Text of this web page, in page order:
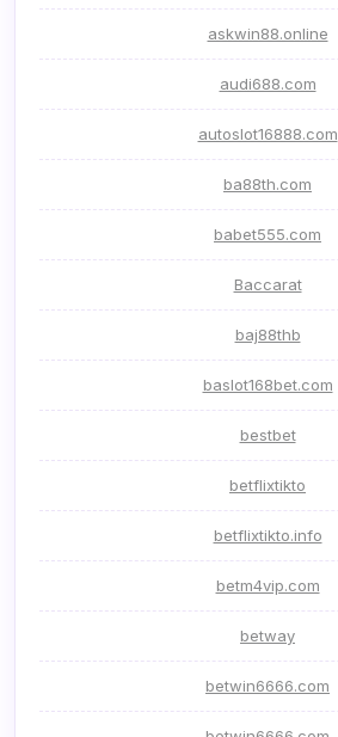
askwin88.online
audi688.com
autoslot16888.com
ba88th.com
babet555.com
Baccarat
baj88thb
baslot168bet.com
bestbet
betflixtikto
betflixtikto.info
betm4vip.com
betway
betwin6666.com